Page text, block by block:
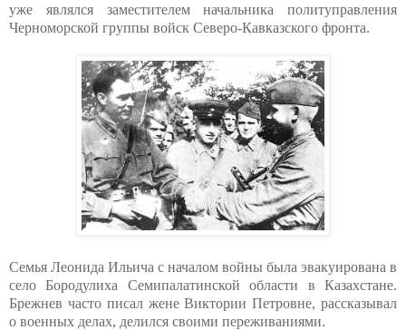
уже являлся заместителем начальника политуправления
Черноморской группы войск Северо-Кавказского фронта.
Семья Леонида Ильича с началом войны была эвакуирована в
село Бородулиха Семипалатинской области в Казахстане.
Брежнев часто писал жене Виктории Петровне, рассказывал
о военных делах, делился своими переживаниями.